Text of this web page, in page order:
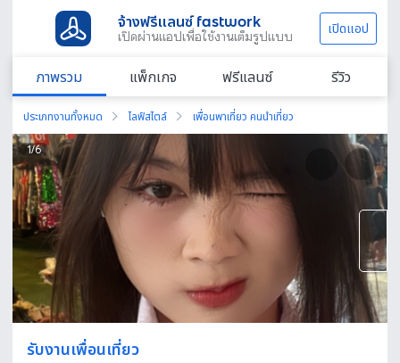
จ้างฟรีแลนซ์ fastwork
เปิดผ่านแอปเพื่อใช้งานเต็มรูปแบบ เปิดแอป
ภาพรวม แพ็กเกจ ฟรีแลนซ์ รีวิว
ประเภทงานทั้งหมด ไลฟ์สไตล์ เพื่อนพาเที่ยว คนนำเที่ยว
1/6
รับงานเพื่อนเที่ยว